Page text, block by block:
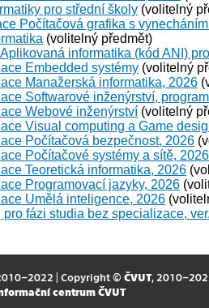
pro střední školy (volitelný
Počítačová grafika s
(volitelný předmět)
Aplikovaná informatika (kód ANI)
Embedded systémy (volitelný
Manažerská informatika, 2026
Softwarové inženýrství, program
Webové inženýrství (volitelný
Visual computing a Game
Počítačová bezpečnost, 2026
Počítačové systémy a sítě, 2026
Teoretická informatika, 2026
Programovací jazyky, 2026
Umělá inteligence, 2026
pro fázi studia bez specializace,
| Copyright © ČVUT,
centrum ČVUT